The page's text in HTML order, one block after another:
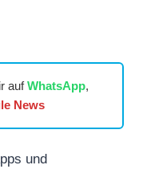
aufWhatsApp,
News
und